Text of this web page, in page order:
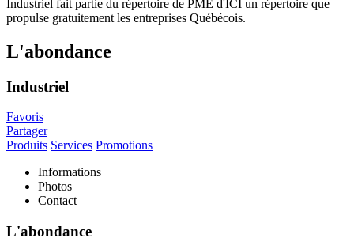
L'abondance
Industriel
Favoris
Partager
Produits Services Promotions
Informations
Photos
Contact
L'abondance